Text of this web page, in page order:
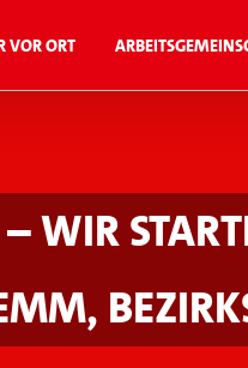
vor Ort
wir